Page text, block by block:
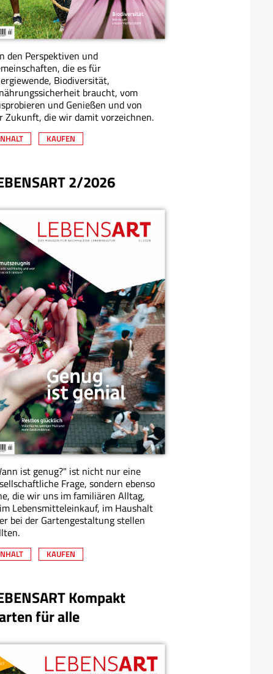
den Perspektiven und
die es für
Biodiversität,
braucht, vom
und Genießen und von
Zukunft, die wir damit vorzeichnen.
KAUFEN
2/2026
ist genug?" ist nicht nur eine
Frage, sondern ebenso
die wir uns im familiären Alltag,
Lebensmitteleinkauf, im Haushalt
bei der Gartengestaltung stellen
KAUFEN
Kompakt
für alle